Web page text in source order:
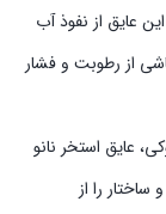
عایق از نفوذ آب
از رطوبت و فشار
عایق استخر نانو
را از